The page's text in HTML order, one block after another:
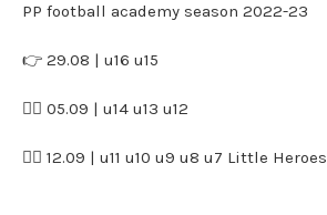
PP football academy season 2022-23
👉 29.08 | u16 u15
👉🏼 05.09 | u14 u13 u12
👉🏼 12.09 | u11 u10 u9 u8 u7 Little Heroes